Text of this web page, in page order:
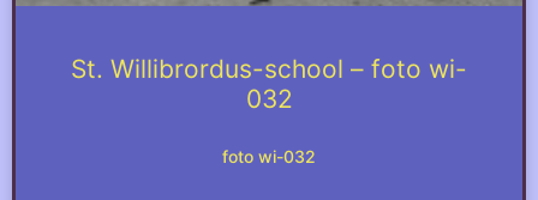
St. Willibrordus-school – foto wi-
032
foto wi-032